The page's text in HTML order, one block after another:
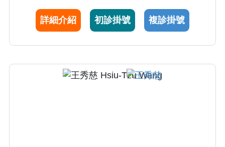
患者提升生活品質。
詳細介紹 初診掛號 複診掛號